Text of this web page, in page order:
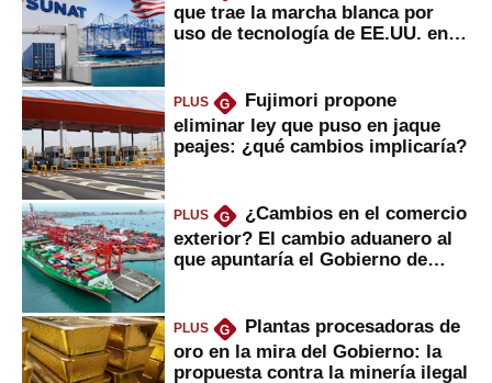
que trae la marcha blanca por
uso de tecnología de EE.UU. en
PLUS G
Fujimori propone
eliminar ley que puso en jaque
peajes: ¿qué cambios implicaría?
PLUS G
¿Cambios en el comercio
exterior? El cambio aduanero al
que apuntaría el Gobierno de
PLUS G
Plantas procesadoras de
oro en la mira del Gobierno: la
propuesta contra la minería ilegal